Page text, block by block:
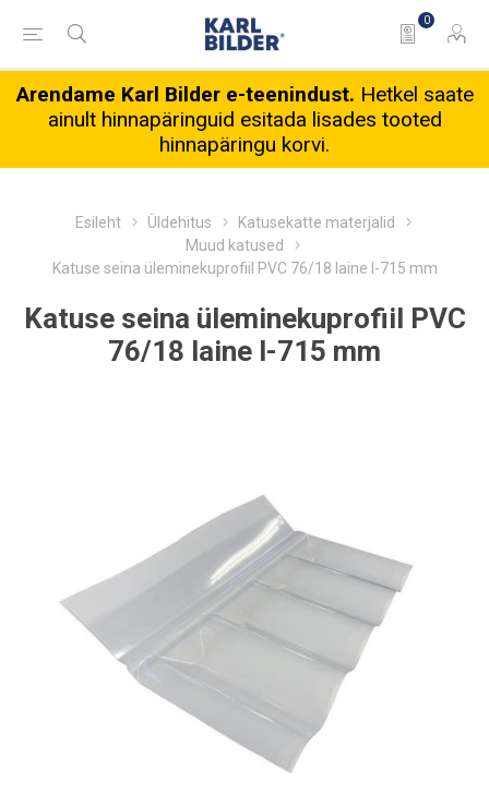
0
Arendame Karl Bilder e-teenindust. Hetkel saate
ainult hinnapäringuid esitada lisades tooted
hinnapäringu korvi.
Esileht Üldehitus
Katusekatte materjalid
Muud katused
Katuse seina üleminekuprofiil PVC 76/18 laine l-715 mm
Katuse seina üleminekuprofiil PVC
76/18 laine l-715 mm